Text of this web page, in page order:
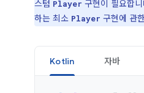
스텀 Player 구현이 필요합
하는 최소 Player 구현에 관
Kotlin 자바